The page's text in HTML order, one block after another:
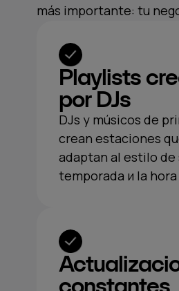
más importante: tu
Playlists
por DJs
DJs y músicos de
crean estaciones
adaptan al estilo de
temporada и la